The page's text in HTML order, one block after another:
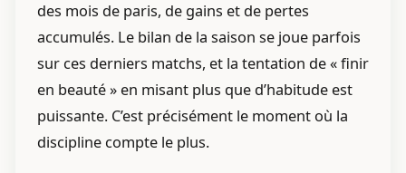
des mois de paris, de gains et de pertes
accumulés. Le bilan de la saison se joue parfois
sur ces derniers matchs, et la tentation de « finir
en beauté » en misant plus que d’habitude est
puissante. C’est précisément le moment où la
discipline compte le plus.